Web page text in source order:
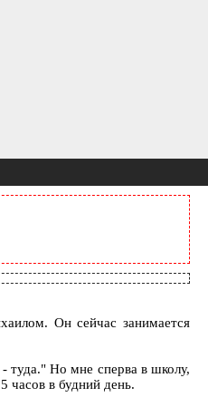
Он сейчас занимается
туда." Но мне сперва в школу,
часов в будний день.